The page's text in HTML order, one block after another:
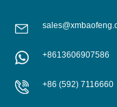
+8613606907586
+86 (592) 7116660